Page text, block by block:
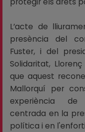
L’acte de
presència del
Fuster, i del
Solidaritat,
que aquest
Mallorquí per
experiència de
centrada en la
política i en